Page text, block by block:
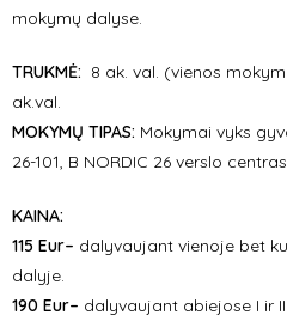
mokymų dalyse.
TRUKMĖ: 8 ak. val. (vienos
ak.val.
MOKYMŲ TIPAS: Mokymai vyks
26-101, B NORDIC 26 verslo
KAINA:
115 Eur– dalyvaujant vienoje bet
dalyje.
190 Eur– dalyvaujant abiejose I ir